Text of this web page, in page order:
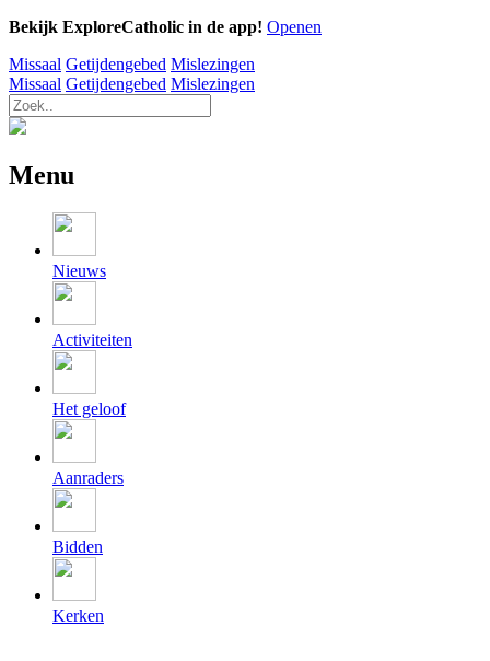
Bekijk ExploreCatholic in de app! Openen
Missaal Getijdengebed Mislezingen
Missaal Getijdengebed Mislezingen
Menu
Nieuws
Activiteiten
Het geloof
Aanraders
Bidden
Kerken